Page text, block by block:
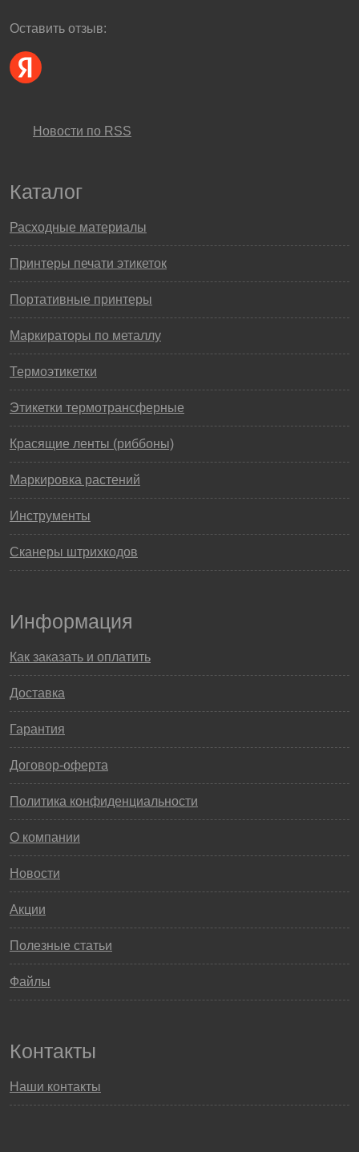
Оставить отзыв:
Новости по RSS
Каталог
Расходные материалы
Принтеры печати этикеток
Портативные принтеры
Маркираторы по металлу
Термоэтикетки
Этикетки термотрансферные
Красящие ленты (риббоны)
Маркировка растений
Инструменты
Сканеры штрихкодов
Информация
Как заказать и оплатить
Доставка
Гарантия
Договор-оферта
Политика конфиденциальности
О компании
Новости
Акции
Полезные статьи
Файлы
Контакты
Наши контакты